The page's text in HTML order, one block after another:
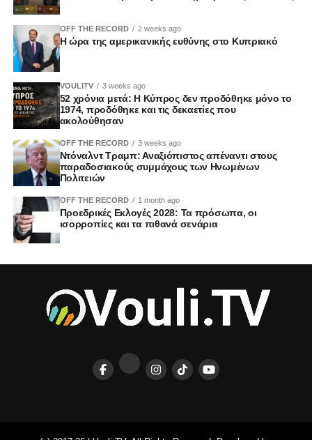
OFF THE RECORD 2 weeks ago
Η ώρα της αμερικανικής ευθύνης στο Κυπριακό
VOULITV 3 weeks ago
52 χρόνια μετά: Η Κύπρος δεν προδόθηκε μόνο το
1974, προδόθηκε και τις δεκαετίες που
ακολούθησαν
OFF THE RECORD 3 weeks ago
Ντόναλντ Τραμπ: Αναξιόπιστος απέναντι στους
παραδοσιακούς συμμάχους των Ηνωμένων
Πολιτειών
OFF THE RECORD 1 month ago
Προεδρικές Εκλογές 2028: Τα πρόσωπα, οι
ισορροπίες και τα πιθανά σενάρια